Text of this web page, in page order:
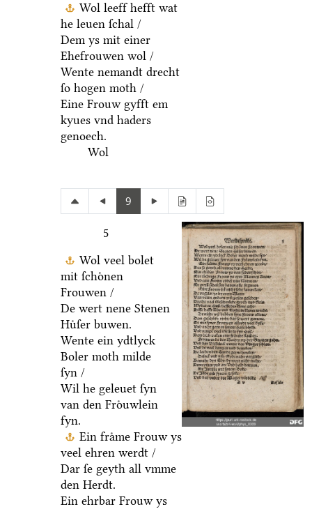
Wol leeff hefft wat
he leuen ſchal /
Dem ys mit einer
Ehefrouwen wol /
Wente nemandt drecht
ſo hogen moth /
Eine Frouw gyfft em
kyues vnd haders
genoech.
Wol
9
5
Wol veel bolet
mit ſchoͤnen
Frouwen /
De wert nene Stenen
Huͤſer buwen.
Wente ein ydtlyck
Boler moth milde
ſyn /
Wil he geleuet ſyn
van den Froͤuwlein
fyn.
Ein fraͤme Frouw ys
veel ehren werdt /
Dar ſe geyth all vmme
den Herdt.
Ein ehrbar Frouw ys